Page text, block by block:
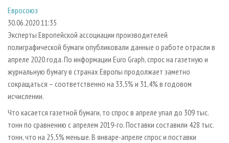
СУШКА ДРЕВЕСИНЫ
ПРОИЗВОДСТВО ДРЕВЕСНЫХ ПЛИТ
ДЕРЕВЯННОЕ ДОМОСТРОЕНИЕ
ПРОИЗВОДСТВО МЕБЕЛИ
БИОЭНЕРГЕТИКА
ИНСТРУМЕНТ И МАТЕРИАЛЫ
ПЕРСОНЫ
МОБИЛЬНЫЕ ВЫСТАВКИ
ОФИЦИАЛЬНЫЕ ДЕЛЕГАЦИИ
ПРИОРИТЕТНЫЕ ИНВЕСТПРОЕКТЫ
RUSSIAN FORESTRY REVIEW
ГАЗЕТА ЛЕСПРОМФОРУМ
БИБЛИОТЕКА СПЕЦИАЛИСТА
КОНТАКТЫ
РЕКЛАМОДАТЕЛЯМ
РЕКЛАМА
РЕКЛАМА НА САЙТЕ
Евросоюз
30.06.2020 11:35
Эксперты Европейской ассоциации производителей
полиграфической бумаги опубликовали данные о работе отрасли в
апреле 2020 года. По информации Euro Graph, спрос на газетную и
журнальную бумагу в странах Европы продолжает заметно
сокращаться – соответственно на 33,5% и 31,4% в годовом
исчислении.
Что касается газетной бумаги, то спрос в апреле упал до 309 тыс.
тонн по сравнению с апрелем 2019-го. Поставки составили 428 тыс.
тонн, что на 25,5% меньше. В январе-апреле спрос и поставки